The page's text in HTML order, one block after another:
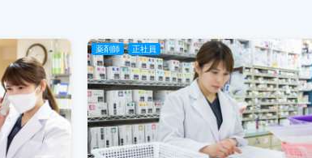
薬剤師 正社員